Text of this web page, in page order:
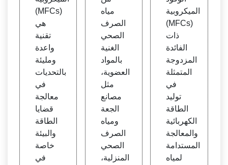
صرف
الصح
ي
(MFCs)
هي
تقنية
واعدة
ومليئة
بالتحديات
في
معالجة
قضايا
الطاقة
والبيئة
خاصة
في
Scie
nceD
irect
مياه
الصرف
الصحي
الغنية
بالمواد
العضوية،
مثل
مصانع
الجعة
ومياه
الصرف
الصحي
المنزلية،
ري س
عة 10
00 لتر
الميكروبية
(MFCs)
ذات
الفائدة
المزدوجة
المتمثلة
في
توليد
الطاقة
الكهربائية
والمعالجة
المستدامة
لمياه